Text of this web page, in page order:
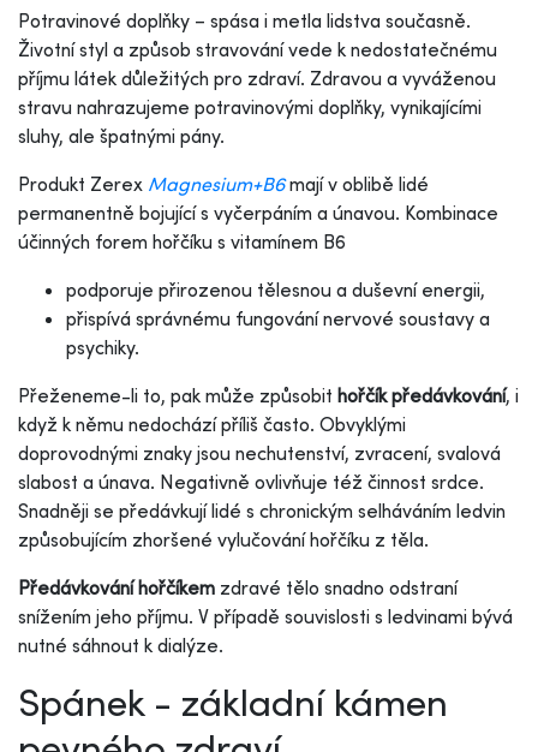
Potravinové doplňky – spása i metla lidstva současně.
Životní styl a způsob stravování vede k nedostatečnému
příjmu látek důležitých pro zdraví. Zdravou a vyváženou
stravu nahrazujeme potravinovými doplňky, vynikajícími
sluhy, ale špatnými pány.
Produkt Zerex Magnesium+B6mají v oblibě lidé
permanentně bojující s vyčerpáním a únavou. Kombinace
účinných forem hořčíku s vitamínem B6
podporuje přirozenou tělesnou a duševní energii,
přispívá správnému fungování nervové soustavy a
psychiky.
Přeženeme-li to, pak může způsobit hořčík předávkování, i
když k němu nedochází příliš často. Obvyklými
doprovodnými znaky jsou nechutenství, zvracení, svalová
slabost a únava. Negativně ovlivňuje též činnost srdce.
Snadněji se předávkují lidé s chronickým selháváním ledvin
způsobujícím zhoršené vylučování hořčíku z těla.
Předávkování hořčíkem zdravé tělo snadno odstraní
snížením jeho příjmu. V případě souvislosti s ledvinami bývá
nutné sáhnout k dialýze.
Spánek - základní kámen